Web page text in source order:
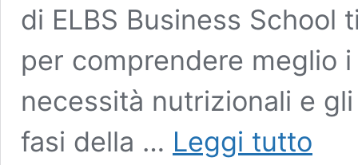
di ELBS Business
per comprendere meglio
necessità nutrizionali e
fasi della … Leggi tutto